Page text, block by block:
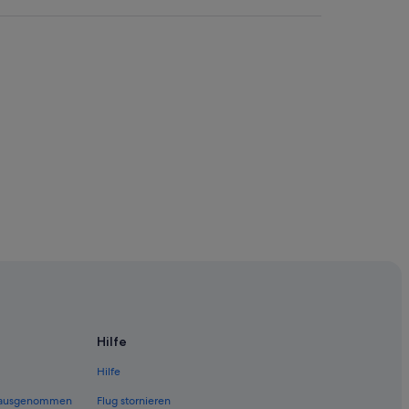
Hilfe
Hilfe
Flug stornieren